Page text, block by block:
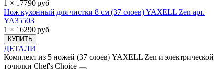
1 × 17790 руб
Нож кухонный для чистки 8 см (37 слоев) YAXELL Zen арт.
YA35503
1 × 16290 руб
КУПИТЬ
ДЕТАЛИ
Комплект из 5 ножей (37 слоев) YAXELL Zen и электрической
точилки Chef's Choice